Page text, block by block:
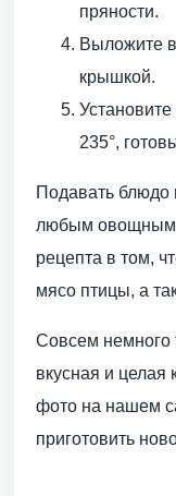
пряности.
Выложите
крышкой.
235°,
Подавать блюдо
любым овощным
рецепта в том,
мясо птицы, а
Совсем немного
вкусная и целая
фото на нашем
приготовить